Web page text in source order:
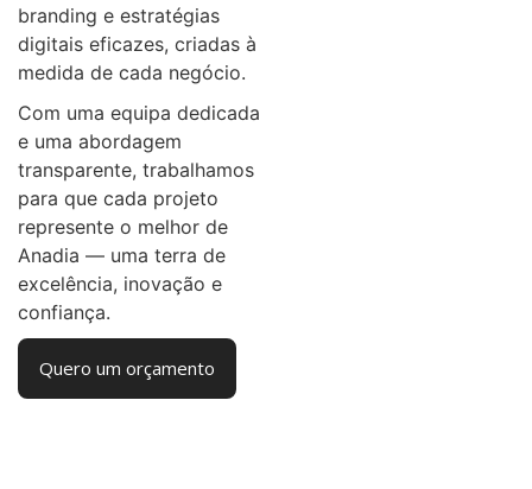
branding e estratégias
digitais eficazes, criadas à
medida de cada negócio.
Com uma equipa dedicada
e uma abordagem
transparente, trabalhamos
para que cada projeto
represente o melhor de
Anadia — uma terra de
excelência, inovação e
confiança.
Quero um orçamento